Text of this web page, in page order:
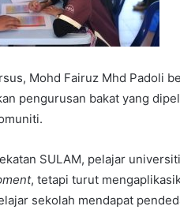
Mohd Fairuz Mhd Padoli
pengurusan bakat yang
SULAM, pelajar
, tetapi turut
sekolah mendapat